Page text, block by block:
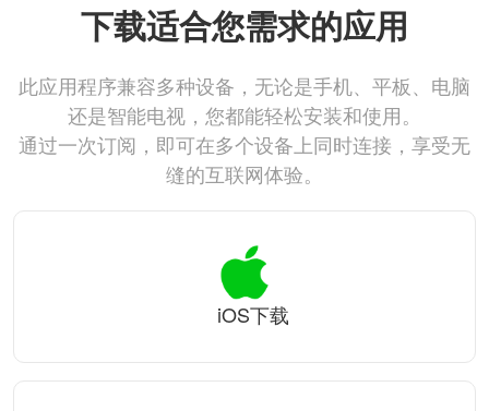
下载适合您需求的应用
此应用程序兼容多种设备，无论是手机、平板、电脑
还是智能电视，您都能轻松安装和使用。
通过一次订阅，即可在多个设备上同时连接，享受无
缝的互联网体验。
iOS下载